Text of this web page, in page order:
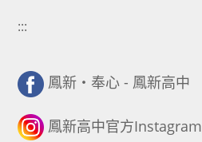
:::
鳳新・奉心 - 鳳新高中
鳳新高中官方Instagram